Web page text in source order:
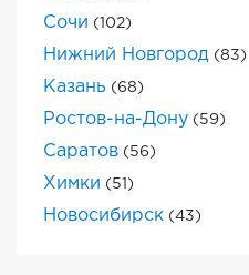
Сочи (102)
Нижний Новгород (83)
Казань (68)
Ростов-на-Дону (59)
Саратов (56)
Химки (51)
Новосибирск (43)